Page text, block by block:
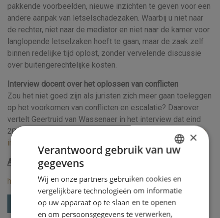
pakkende voorbeelden, nieuwe inzichten te geven voor een
andere aanpak van letselschadezaken. Waarbij u niet naar
de rechter, niet naar de mediator en niet naar de kamer voor
langlopende letselzaken hoeft te gaan, maar de zaak zelf
binnen redelijke tijd oplost, zonder vervelende discussie
over buitengerechtelijke kosten.
Interview docent over het oplossen van conflicten
Zou het niet goed zijn als juristen zich meer gaan toeleggen
op het voorkomen van conflicten en escalatie? Daarover
vertelt Geertruid van Wassenaer in het interview dat eind
2021 verscheen op Letselschade.nu.
Lees hier het gehele
interview
Aanmelden kan via deze website:
https://www.kerckebosch.nl/rec...
Terug naar het overzicht
ENGLISH
×
Verantwoord gebruik van uw
gegevens
Wij en onze partners gebruiken cookies en
vergelijkbare technologieën om informatie
op uw apparaat op te slaan en te openen
en om persoonsgegevens te verwerken,